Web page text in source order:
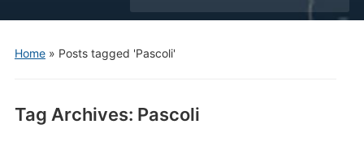
Home» Posts tagged 'Pascoli'
Tag Archives: Pascoli